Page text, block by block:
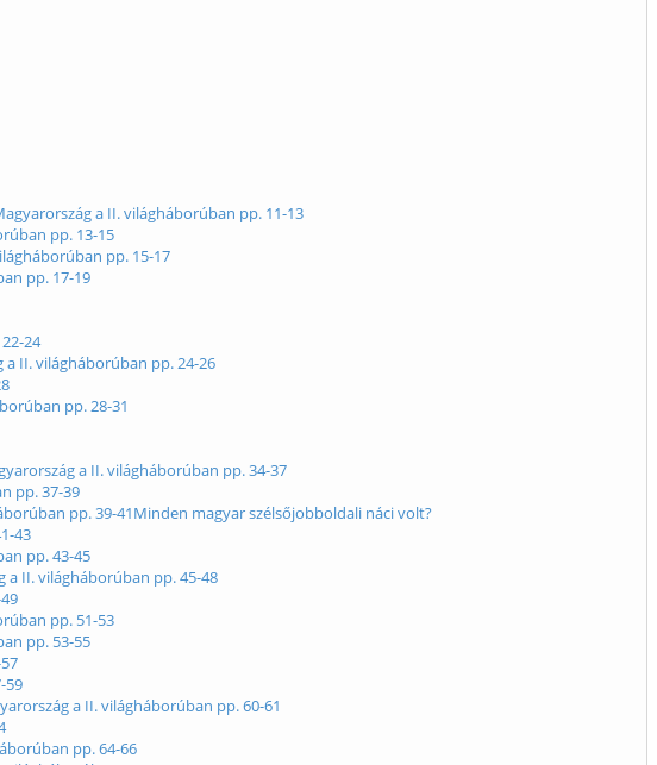
a II. világháborúban pp. 11-13
pp. 13-15
pp. 15-17
pp. 17-19
24
II. világháborúban pp. 24-26
pp. 28-31
a II. világháborúban pp. 34-37
pp. 37-39
pp. 39-41Minden magyar szélsőjobboldali náci volt?
43
pp. 43-45
a II. világháborúban pp. 45-48
pp. 51-53
pp. 53-55
59
a II. világháborúban pp. 60-61
pp. 64-66